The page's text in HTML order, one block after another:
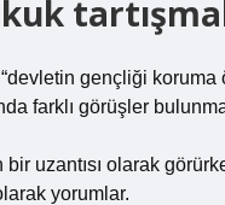
gençliği koruma
farklı görüşler
uzantısı olarak
yorumlar.